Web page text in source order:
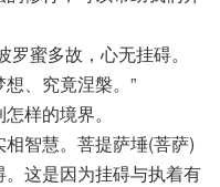
蜜多故，心无挂碍。
、究竟涅槃。”
样的境界。
智慧。菩提萨埵(菩萨)
这是因为挂碍与执着有